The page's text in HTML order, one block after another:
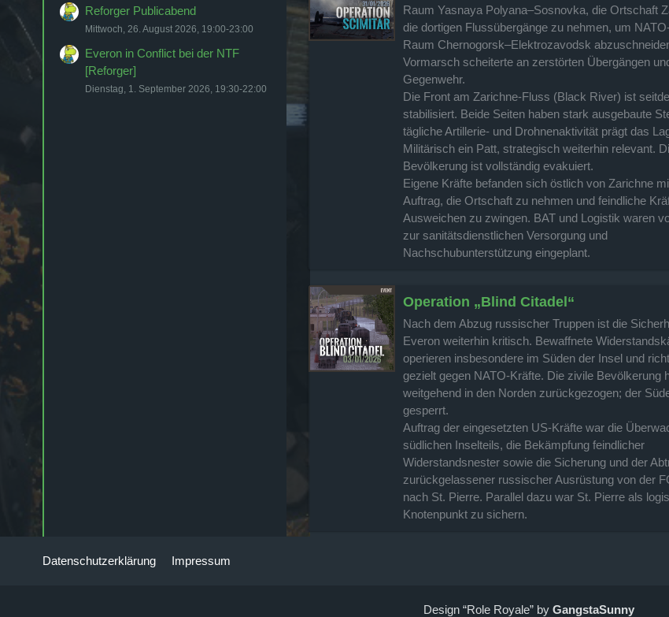
Danke, Männer!🙏
Razor 21. März 2026
Heute Abend spontanes Event
Reforger Publicabend
Mittwoch, 26. August 2026, 19:00-23:00
Everon in Conflict bei der NTF
[Reforger]
Dienstag, 1. September 2026, 19:30-22:00
Raum Yasnaya Polyana–Sosnovka, die Ortschaft
die dortigen Flussübergänge zu nehmen, um
Raum Chernogorsk–Elektrozavodsk
Vormarsch scheiterte an zerstörten Übergängen
Gegenwehr.
Die Front am Zarichne-Fluss (Black River) ist
stabilisiert. Beide Seiten haben stark ausgebaute
tägliche Artillerie- und Drohnenaktivität prägt das
Militärisch ein Patt, strategisch weiterhin relevant.
Bevölkerung ist vollständig evakuiert.
Eigene Kräfte befanden sich östlich von Zarichne
Auftrag, die Ortschaft zu nehmen und feindliche
Ausweichen zu zwingen. BAT und Logistik waren
zur sanitätsdienstlichen Versorgung und
Nachschubunterstützung eingeplant.
Operation „Blind Citadel“
Nach dem Abzug russischer Truppen ist die
Everon weiterhin kritisch. Bewaffnete
operieren insbesondere im Süden der Insel und
gezielt gegen NATO-Kräfte. Die zivile Bevölkerung
weitgehend in den Norden zurückgezogen; der
gesperrt.
Auftrag der eingesetzten US-Kräfte war die
südlichen Inselteils, die Bekämpfung feindlicher
Widerstandsnester sowie die Sicherung und der
zurückgelassener russischer Ausrüstung von der
nach St. Pierre. Parallel dazu war St. Pierre als
Knotenpunkt zu sichern.
Datenschutzerklärung Impressum
Design “Role Royale” by GangstaSunny